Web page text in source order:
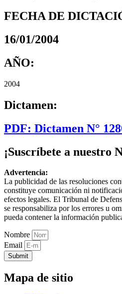
FECHA DE
16/01/2004
AÑO:
2004
Dictamen:
PDF: Dictamen N°
¡Suscríbete a nuestro
Advertencia:
La publicidad de las resoluciones
constituye comunicación ni
efectos legales. El Tribunal de
se responsabiliza por los errores u
pueda contener la información
Nombre
Email
Submit
Mapa de sitio